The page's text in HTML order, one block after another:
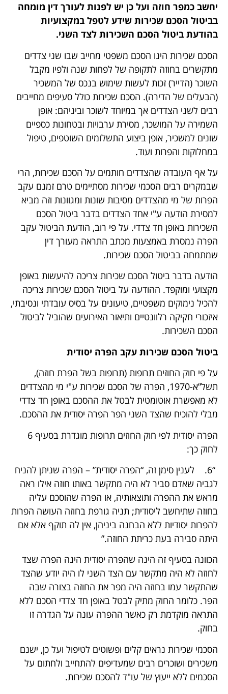
יחשב כמפר חוזה ועל כן יש לפנות לעורך דין מומחה
בביטול הסכם שכירות שידע לטפל במקצועיות
בהודעת ביטול הסכם השכירות לצד השני.
הסכם שכירות הינו הסכם משפטי מחייב שבו שני צדדים
מתקשרים בחוזה לתקופה של לפחות שנה ולפיו מקבל
השוכר (הדייר) זכות לעשות שימוש בנכס של המשכיר
(הבעלים של הדירה). הסכם שכירות כולל סעיפים מחייבים
רבים לשני הצדדים אך במיוחד לשוכר וביניהם: אופן
השמירה על המושכר, מסירת ערבויות ובטחונות כספיים
שונים למשכיר, אופן ביצוע התשלומים השוטפים, טיפול
במחלוקות והפרות ועוד.
על אף העובדה שהצדדים חותמים על הסכם שכירות, הרי
שבמקרים רבים הסכמי שכירות מסתיימים טרם זמנם עקב
הפרות של מי מהצדדים מסיבות שונות ומגוונות וזה מביא
למסירת הודעה ע"י אחד הצדדים בדבר ביטול הסכם
השכירות באופן חד צדדי. על פי רוב, הודעת הביטול עקב
הפרה נמסרת באמצעות מכתב התראה מעורך דין
שמתמחה בביטול הסכם שכירות.
הודעה בדבר ביטול הסכם שכירות צריכה להיעשות באופן
מקצועי ומוקפד. ההודעה על ביטול הסכם שכירות צריכה
להכיל נימוקים משפטיים, טיעונים על בסיס עובדתי ונסיבתי,
איזכורי חקיקה רלוונטיים ותיאור האירועים שהוביל לביטול
הסכם השכירות.
ביטול הסכם שכירות עקב הפרה יסודית
על פי חוק החוזים תרופות (תרופות בשל הפרת חוזה),
תשל”א-1970, הפרה של הסכם שכירות ע"י מי מהצדדים
לא מאפשרת אוטומטית לבטל את ההסכם באופן חד צדדי
מבלי להוכיח שהצד השני הפר הפרה יסודית את ההסכם.
הפרה יסודית לפי חוק החוזים תרופות מוגדרת בסעיף 6
לחוק כך:
“6. לענין סימן זה, “הפרה יסודית” – הפרה שניתן להניח
לגביה שאדם סביר לא היה מתקשר באותו חוזה אילו ראה
מראש את ההפרה ותוצאותיה, או הפרה שהוסכם עליה
בחוזה שתיחשב ליסודית; תניה גורפת בחוזה העושה הפרות
להפרות יסודיות ללא הבחנה ביניהן, אין לה תוקף אלא אם
היתה סבירה בעת כריתת החוזה.”
הכוונה בסעיף זה הינה שהפרה יסודית הינה הפרה שצד
לחוזה לא היה מתקשר עם הצד השני לו היה יודע שהצד
שהתקשר עמו בחוזה היה מפר את החוזה בצורה שבה
הפר. כלומר החוק מתיק לבטל באופן חד צדדי הסכם ללא
התראה מוקדמת רק כאשר ההפרה עונה על הגדרה זו
בחוק.
הסכמי שכירות נראים קלים ופשוטים לטיפול ועל כן, ישנם
משכירים ושוכרים רבים שמעדיפים להתחייב ולחתום על
הסכמים ללא ייעוץ של עו"ד להסכם שכירות.